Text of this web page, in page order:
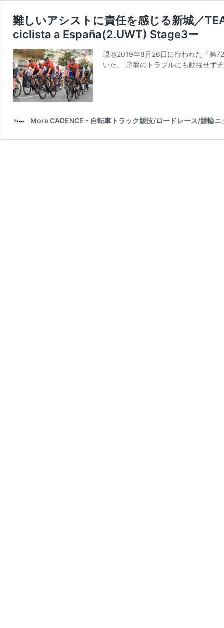
難しいアシストに責任を感じる新城／
ciclista a España(2.UWT) Stage3ー
現地2019年8月26日に行われた『第
いた。 序盤のトラブルにも動揺せ
More CADENCE - 自転車トラック競技/ロードレース/競輪ニ